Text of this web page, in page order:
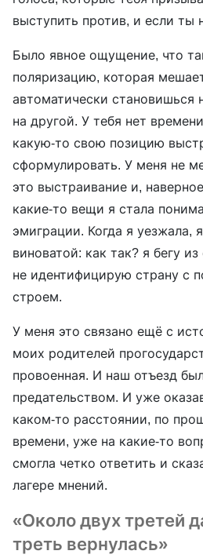
выступить против, и если ты
Было явное ощущение, что
поляризацию, которая
автоматически становишься
на другой. У тебя нет
какую-то свою позицию
сформулировать. У меня не
это выстраивание и,
какие-то вещи я стала
эмиграции. Когда я уезжала,
виноватой: как так? я бегу
не идентифицирую страну с
строем.
У меня это связано ещё с
моих родителей
провоенная. И наш отъезд
предательством. И уже
каком-то расстоянии, по
времени, уже на какие-то
смогла четко ответить и
лагере мнений.
«Около двух третей
треть вернулась»